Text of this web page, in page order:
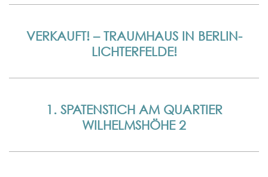
VERKAUFT! – TRAUMHAUS IN BERLIN-
LICHTERFELDE!
1. SPATENSTICH AM QUARTIER
WILHELMSHÖHE 2